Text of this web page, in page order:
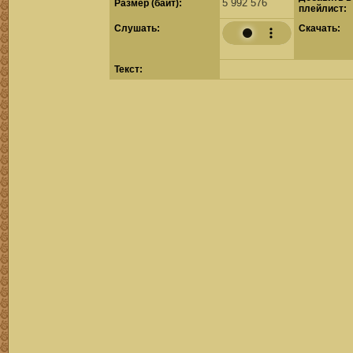
Размер (байт): 5 992 576
плейлист:
Cлушать:
Скачать:
Текст: